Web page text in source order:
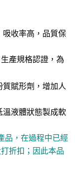
收率高，品質保
生產規格認證，為
賦形劑，增加人
液體狀態製成軟
品，在過程中已經
折扣；因此本品